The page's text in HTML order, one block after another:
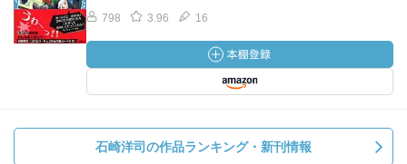
798 3.96 16
石崎洋司の作品ランキング・新刊情報